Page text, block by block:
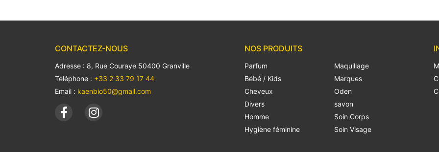
CONTACTEZ-NOUS
Adresse : 8, Rue Couraye 50400 Granville
Téléphone : +33 2 33 79 17 44
Email : kaenbio50@gmail.com
NOS PRODUITS
Parfum
Bébé / Kids
Cheveux
Divers
Homme
Hygiène féminine
Maquillage
Marques
Oden
savon
Soin Corps
Soin Visage